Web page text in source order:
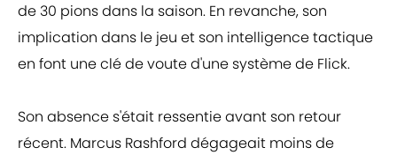
de 30 pions dans la saison. En revanche, son
implication dans le jeu et son intelligence tactique
en font une clé de voute d'une système de Flick.
Son absence s'était ressentie avant son retour
récent. Marcus Rashford dégageait moins de